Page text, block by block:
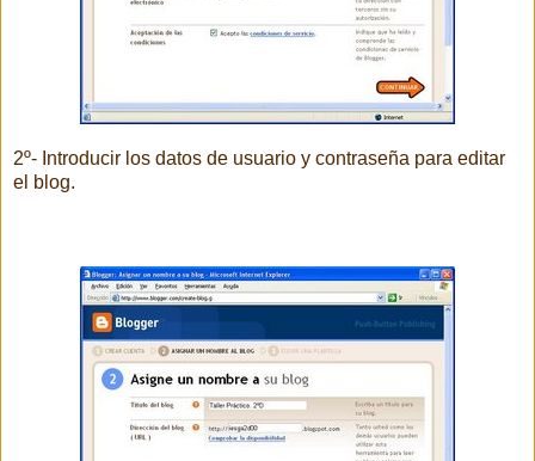
2º- Introducir los datos de usuario y contraseña para editar
el blog.